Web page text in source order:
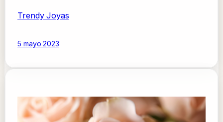
Trendy Joyas
5 mayo 2023